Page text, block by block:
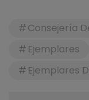
Consejería
Ejemplares
Ejemplares